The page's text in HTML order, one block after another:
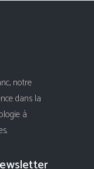
notre
dans la
à